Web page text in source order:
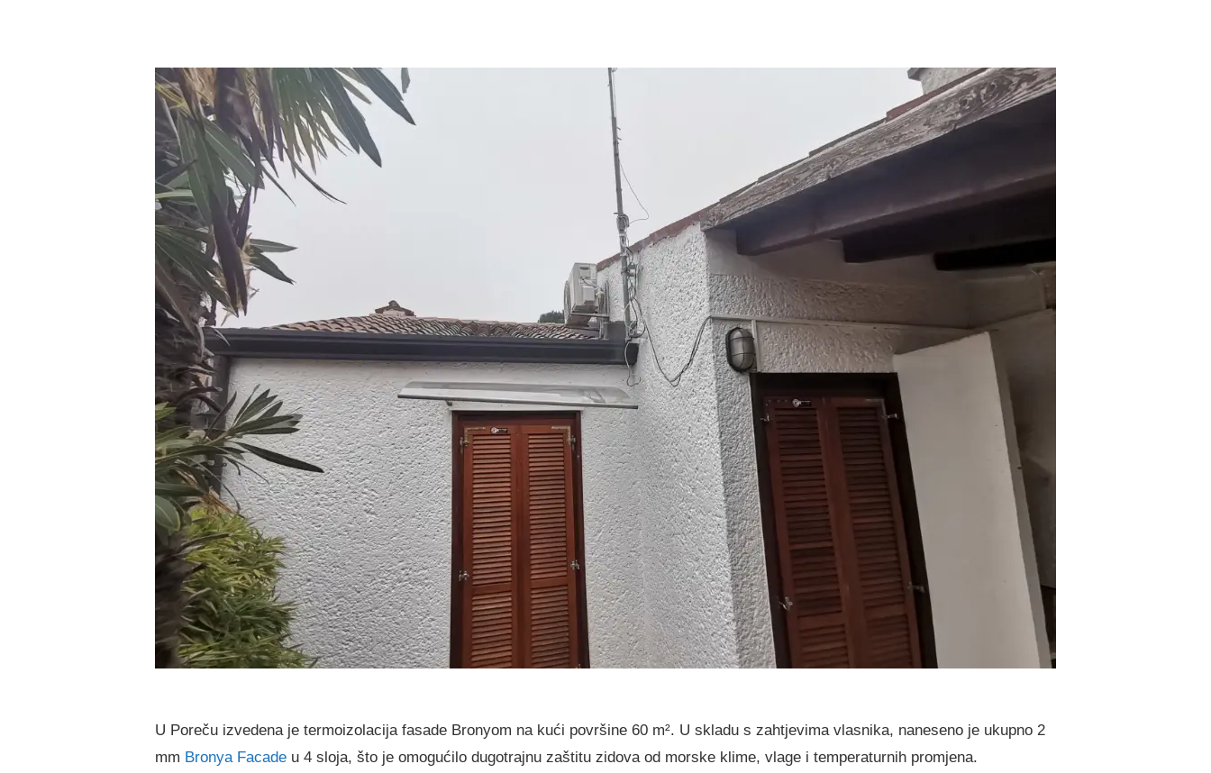
U Poreču izvedena je termoizolacija fasade Bronyom na kući površine 60 m². U skladu s zahtjevima vlasnika, naneseno je ukupno 2
mm Bronya Facade u 4 sloja, što je omogućilo dugotrajnu zaštitu zidova od morske klime, vlage i temperaturnih promjena.